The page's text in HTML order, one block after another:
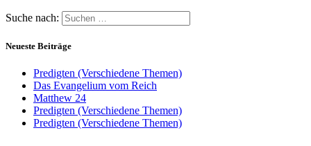
Suche nach:
Neueste Beiträge
Predigten (Verschiedene Themen)
Das Evangelium vom Reich
Matthew 24
Predigten (Verschiedene Themen)
Predigten (Verschiedene Themen)